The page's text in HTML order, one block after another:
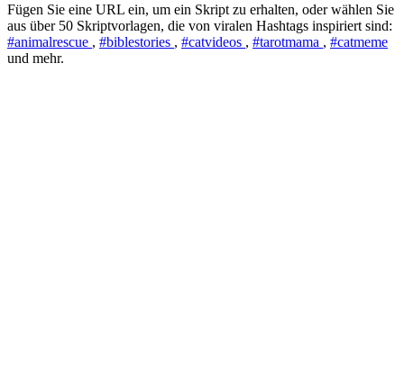
Fügen Sie eine URL ein, um ein Skript zu erhalten, oder wählen Sie
aus über 50 Skriptvorlagen, die von viralen Hashtags inspiriert sind:
#animalrescue , #biblestories , #catvideos , #tarotmama , #catmeme
und mehr.